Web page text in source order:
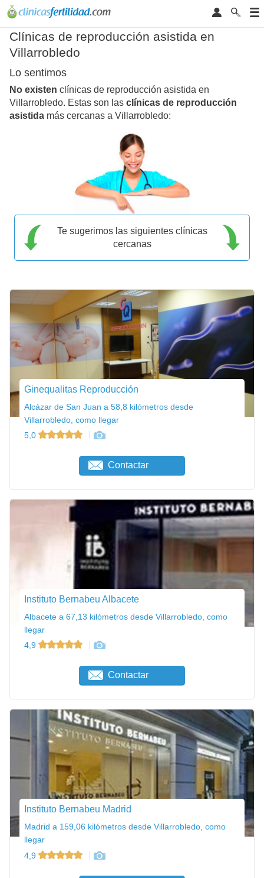
Clínicas de reproducción asistida en
Villarrobledo
Lo sentimos
No existen clínicas de reproducción asistida en
Villarrobledo. Estas son las clínicas de reproducción
asistida más cercanas a Villarrobledo:
Te sugerimos las siguientes clínicas
cercanas
Ginequalitas Reproducción
Alcázar de San Juan a 58,8 kilómetros desde
Villarrobledo, como llegar
5,0
Contactar
Instituto Bernabeu Albacete
Albacete a 67,13 kilómetros desde Villarrobledo, como
llegar
4,9
Contactar
Instituto Bernabeu Madrid
Madrid a 159,06 kilómetros desde Villarrobledo, como
llegar
4,9